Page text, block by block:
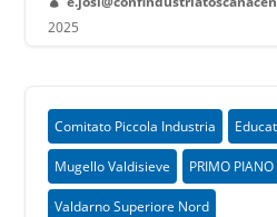
2025
Comitato Piccola Industria
Mugello Valdisieve PRIMO PIANO
Valdarno Superiore Nord